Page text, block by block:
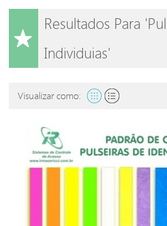
Resultados Para
Individuias'
Visualizar como: